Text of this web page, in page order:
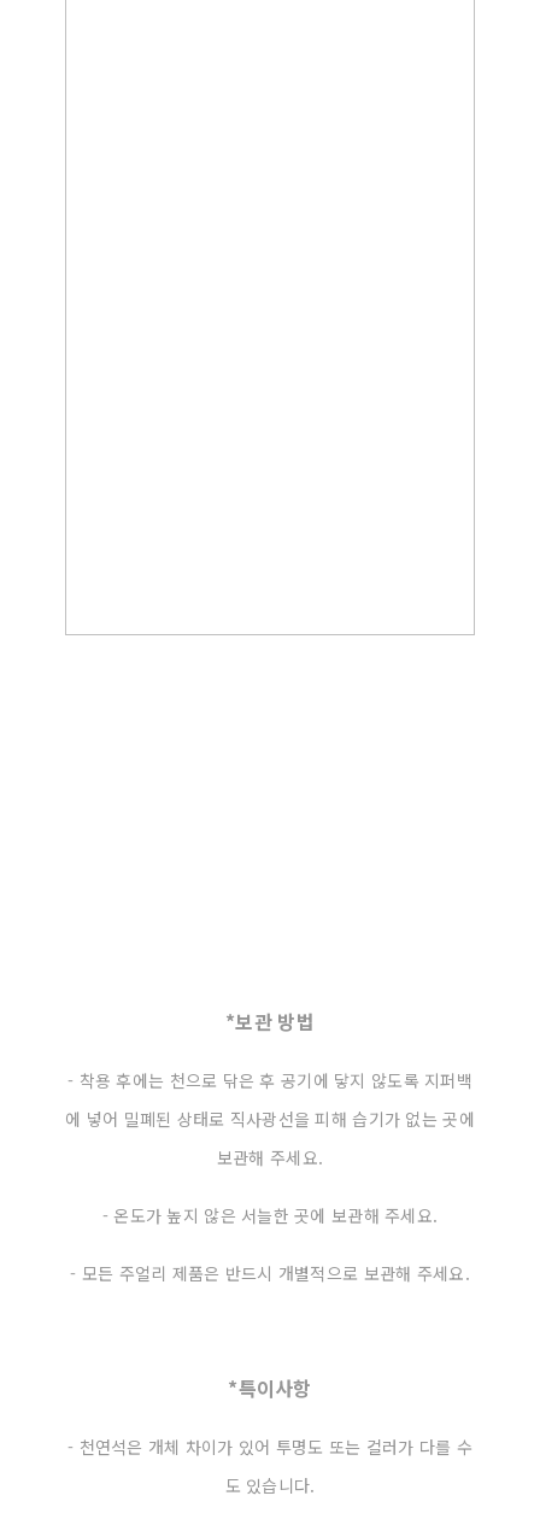
*보관 방법
- 착용 후에는 천으로 닦은 후 공기에 닿지 않도록 지퍼백
에 넣어 밀폐된 상태로 직사광선을 피해 습기가 없는 곳에
보관해 주세요.
- 온도가 높지 않은 서늘한 곳에 보관해 주세요.
- 모든 주얼리 제품은 반드시 개별적으로 보관해 주세요.
*특이사항
- 천연석은 개체 차이가 있어 투명도 또는 컬러가 다를 수
도 있습니다.